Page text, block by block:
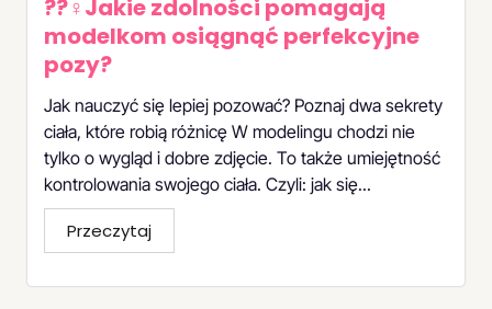
??‍♀️Jakie zdolności pomagają
modelkom osiągnąć perfekcyjne
pozy?
Jak nauczyć się lepiej pozować? Poznaj dwa sekrety
ciała, które robią różnicę W modelingu chodzi nie
tylko o wygląd i dobre zdjęcie. To także umiejętność
kontrolowania swojego ciała. Czyli: jak się...
Przeczytaj